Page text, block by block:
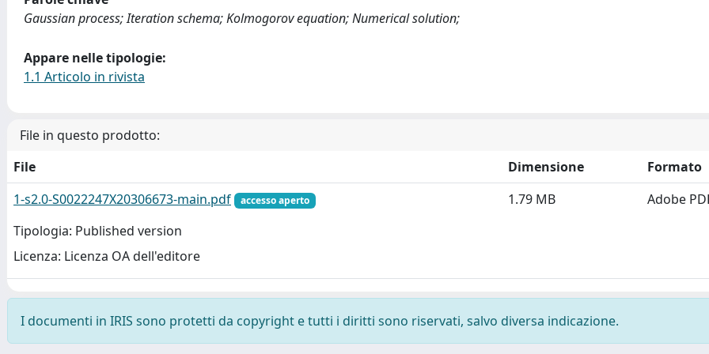
Gaussian process; Iteration schema; Kolmogorov equation; Numerical solution;
Appare nelle tipologie:
1.1 Articolo in rivista
File in questo prodotto:
File
Dimensione
Formato
1-s2.0-S0022247X20306673-main.pdf
accesso aperto
Tipologia: Published version
Licenza: Licenza OA dell'editore
1.79 MB Adobe
I documenti in IRIS sono protetti da copyright e tutti i diritti sono riservati, salvo diversa indicazione.